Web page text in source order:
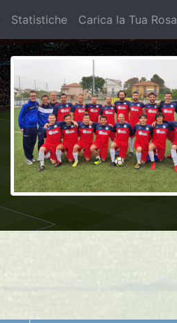
Statistiche Carica la Tua Rosa